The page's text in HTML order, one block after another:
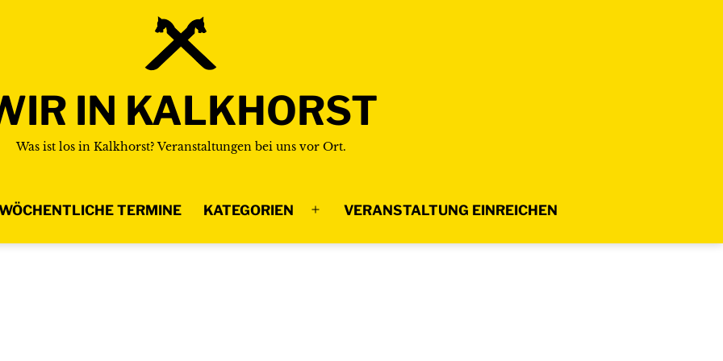
IN KALKHORST
Was ist los in Kalkhorst? Veranstaltungen bei uns vor Ort.
TERMINE KATEGORIEN
Menü VERANSTALTUNG EINREICHEN